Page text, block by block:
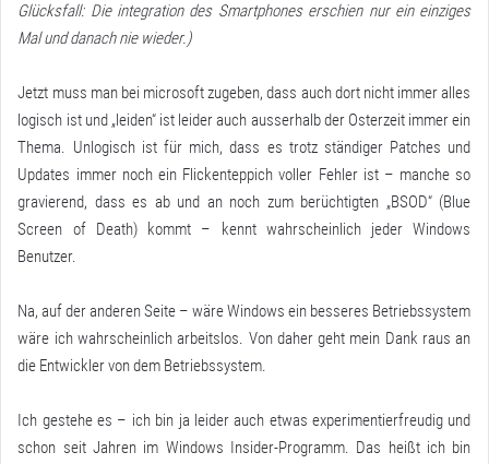
Glücksfall: Die integration des Smartphones erschien nur ein einziges
Mal und danach nie wieder.)
Jetzt muss man bei microsoft zugeben, dass auch dort nicht immer alles
logisch ist und „leiden“ ist leider auch ausserhalb der Osterzeit immer ein
Thema. Unlogisch ist für mich, dass es trotz ständiger Patches und
Updates immer noch ein Flickenteppich voller Fehler ist – manche so
gravierend, dass es ab und an noch zum berüchtigten „BSOD“ (Blue
Screen of Death) kommt – kennt wahrscheinlich jeder Windows
Benutzer.
Na, auf der anderen Seite – wäre Windows ein besseres Betriebssystem
wäre ich wahrscheinlich arbeitslos. Von daher geht mein Dank raus an
die Entwickler von dem Betriebssystem.
Ich gestehe es – ich bin ja leider auch etwas experimentierfreudig und
schon seit Jahren im Windows Insider-Programm. Das heißt ich bin